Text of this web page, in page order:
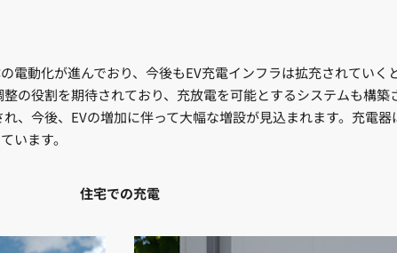
動化が進んでおり、今後もEV充電インフラは拡充されてい
の役割を期待されており、充放電を可能とするシステムも構
、今後、EVの増加に伴って大幅な増設が見込まれます。充電
います。
住宅での充電